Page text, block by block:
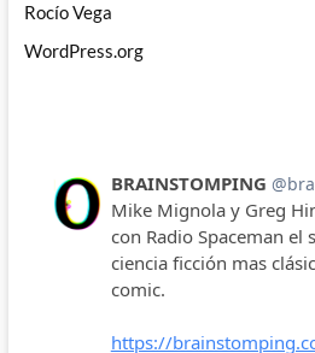
Rocío Vega
WordPress.org